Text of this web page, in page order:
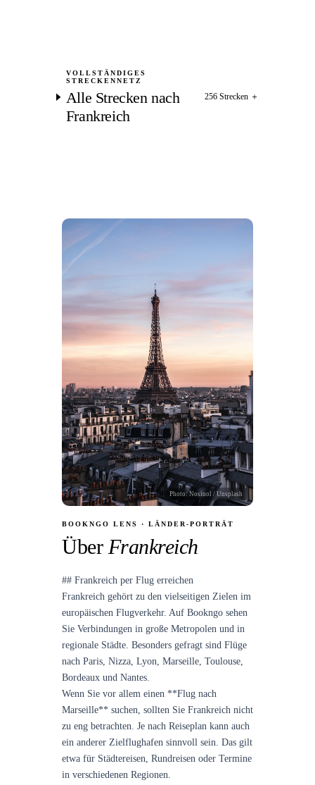
VOLLSTÄNDIGES
STRECKENNETZ
Alle Strecken nach
Frankreich
256 Strecken ＋
Photo:Nosiuol / Unsplash
BOOKNGO LENS · LÄNDER-PORTRÄT
Über Frankreich
## Frankreich per Flug erreichen
Frankreich gehört zu den vielseitigen Zielen im
europäischen Flugverkehr. Auf Bookngo sehen
Sie Verbindungen in große Metropolen und in
regionale Städte. Besonders gefragt sind Flüge
nach Paris, Nizza, Lyon, Marseille, Toulouse,
Bordeaux und Nantes.
Wenn Sie vor allem einen **Flug nach
Marseille** suchen, sollten Sie Frankreich nicht
zu eng betrachten. Je nach Reiseplan kann auch
ein anderer Zielflughafen sinnvoll sein. Das gilt
etwa für Städtereisen, Rundreisen oder Termine
in verschiedenen Regionen.